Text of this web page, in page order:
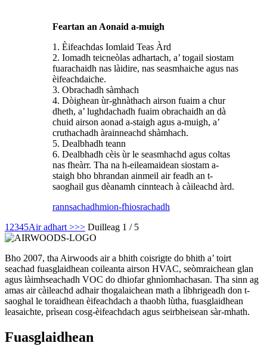
Feartan an Aonaid a-muigh
1. Èifeachdas Iomlaid Teas Àrd
2. Iomadh teicneòlas adhartach, a’ togail siostam
fuarachaidh nas làidire, nas seasmhaiche agus nas
èifeachdaiche.
3. Obrachadh sàmhach
4. Dòighean ùr-ghnàthach airson fuaim a chur
dheth, a’ lughdachadh fuaim obrachaidh an dà
chuid airson aonad a-staigh agus a-muigh, a’
cruthachadh àrainneachd shàmhach.
5. Dealbhadh teann
6. Dealbhadh cèis ùr le seasmhachd agus coltas
nas fheàrr. Tha na h-eileamaidean siostam a-
staigh bho bhrandan ainmeil air feadh an t-
saoghail gus dèanamh cinnteach à càileachd àrd.
rannsachadhmion-fhiosrachadh
1 2345Air adhart >>> Duilleag 1 / 5
Bho 2007, tha Airwoods air a bhith coisrigte do bhith a’ toirt
seachad fuasglaidhean coileanta airson HVAC, seòmraichean glan
agus làimhseachadh VOC do dhiofar ghnìomhachasan. Tha sinn ag
amas air càileachd adhair thogalaichean math a lìbhrigeadh don t-
saoghal le toraidhean èifeachdach a thaobh lùtha, fuasglaidhean
leasaichte, prìsean cosg-èifeachdach agus seirbheisean sàr-mhath.
Fuasglaidhean